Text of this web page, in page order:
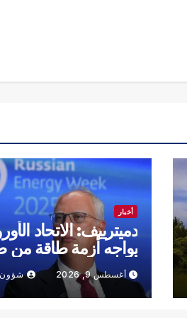
أخبار
دميترييف: الاتحاد
يواجه أزمة طاقة من
أغسطس 9, 2026 شؤون